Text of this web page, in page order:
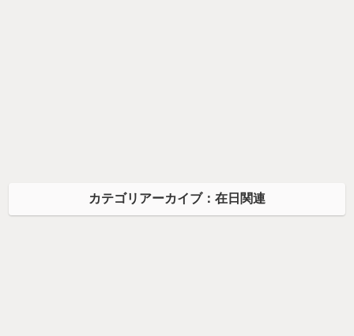
カテゴリアーカイブ：在日関連